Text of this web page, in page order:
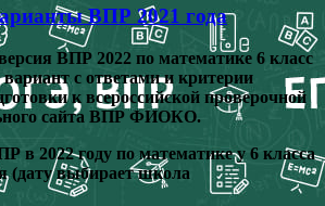
ВПР 2021 года
ВПР 2022 по математике 6 класс
с ответами и критерии
к всероссийской проверочной
сайта ВПР ФИОКО.
в 2022 году по математике у 6 класса
(дату выбирает школа